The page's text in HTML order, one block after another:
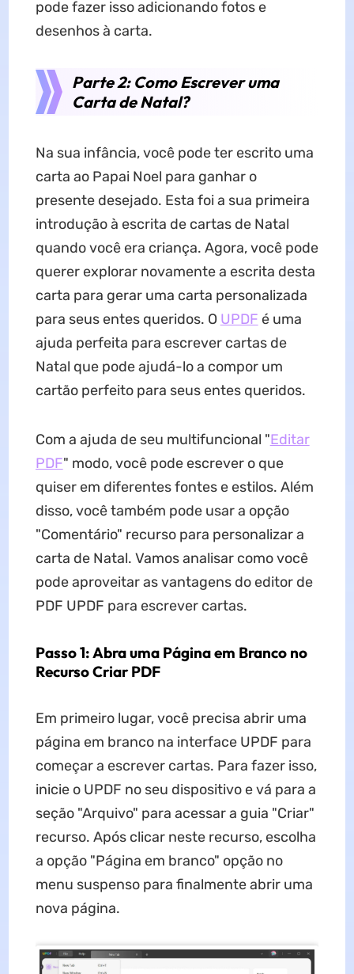
pode fazer isso adicionando fotos e
desenhos à carta.
Parte 2: Como Escrever uma
Carta de Natal?
Na sua infância, você pode ter escrito uma
carta ao Papai Noel para ganhar o
presente desejado. Esta foi a sua primeira
introdução à escrita de cartas de Natal
quando você era criança. Agora, você pode
querer explorar novamente a escrita desta
carta para gerar uma carta personalizada
para seus entes queridos. O UPDF é uma
ajuda perfeita para escrever cartas de
Natal que pode ajudá-lo a compor um
cartão perfeito para seus entes queridos.
Com a ajuda de seu multifuncional "Editar
PDF" modo, você pode escrever o que
quiser em diferentes fontes e estilos. Além
disso, você também pode usar a opção
"Comentário" recurso para personalizar a
carta de Natal. Vamos analisar como você
pode aproveitar as vantagens do editor de
PDF UPDF para escrever cartas.
Passo 1: Abra uma Página em Branco no
Recurso Criar PDF
Em primeiro lugar, você precisa abrir uma
página em branco na interface UPDF para
começar a escrever cartas. Para fazer isso,
inicie o UPDF no seu dispositivo e vá para a
seção "Arquivo" para acessar a guia "Criar"
recurso. Após clicar neste recurso, escolha
a opção "Página em branco" opção no
menu suspenso para finalmente abrir uma
nova página.